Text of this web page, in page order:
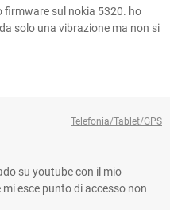
firmware sul nokia 5320. ho
solo una vibrazione ma non si
Telefonia/Tablet/GPS
su youtube con il mio
esce punto di accesso non